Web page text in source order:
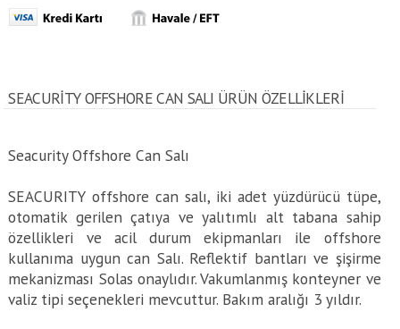
SEACURITY OFFSHORE CAN SALI ÜRÜN ÖZELLİKLERİ
Seacurity Offshore Can Salı
SEACURITY offshore can salı, iki adet yüzdürücü tüpe,
otomatik gerilen çatıya ve yalıtımlı alt tabana sahip
özellikleri ve acil durum ekipmanları ile offshore
kullanıma uygun can Salı. Reflektif bantları ve şişirme
mekanizması Solas onaylıdır. Vakumlanmış konteyner ve
valiz tipi seçenekleri mevcuttur. Bakım aralığı 3 yıldır.